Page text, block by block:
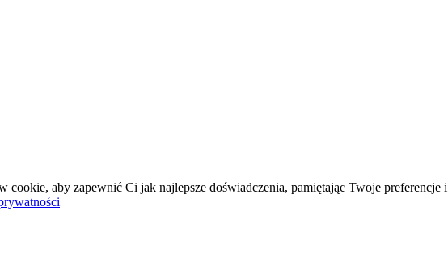
cookie, aby zapewnić Ci jak najlepsze doświadczenia, pamiętając Twoje